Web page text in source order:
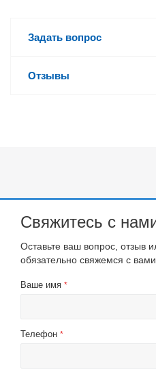
Задать вопрос
Отзывы
Свяжитесь с
Оставьте ваш вопрос, отзыв
обязательно свяжемся с
Ваше имя *
Телефон *